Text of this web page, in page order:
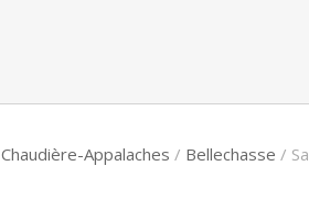
Chaudière-Appalaches / Bellechasse /